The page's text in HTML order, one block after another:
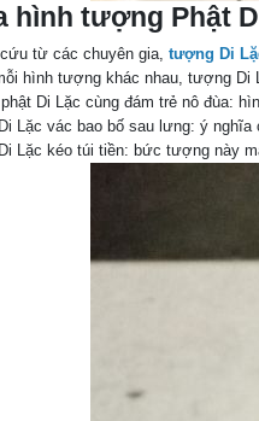
hình tượng Phật
từ các chuyên gia, tượng Di
hình tượng khác nhau, tượng Di
Di Lặc cùng đám trẻ nô đùa:
Lặc vác bao bố sau lưng: ý
Lặc kéo túi tiền: bức tượng này